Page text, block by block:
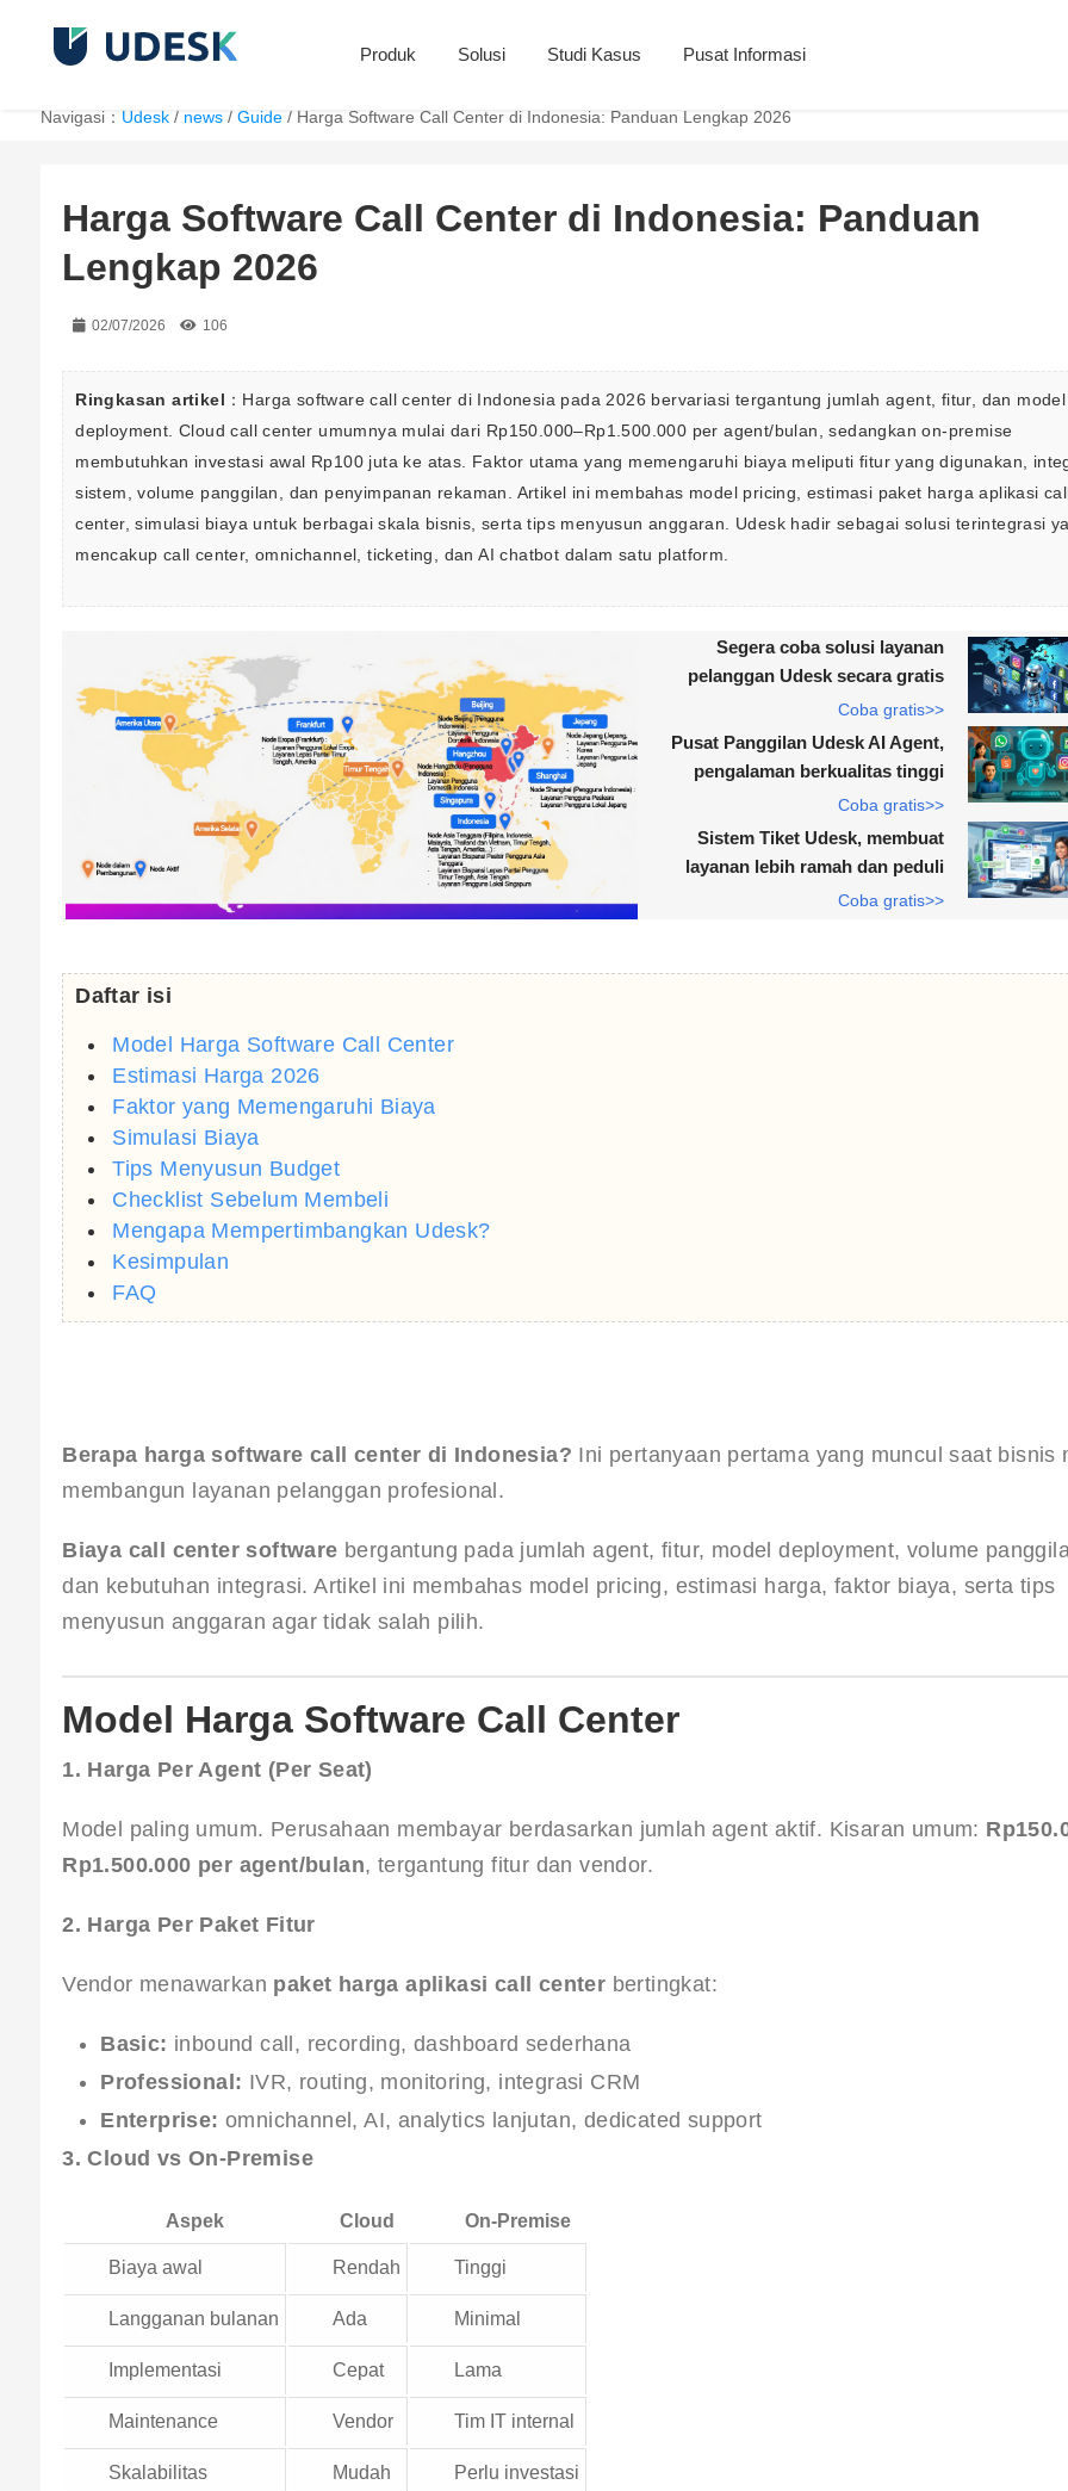
Produk Solusi Studi Kasus Pusat Informasi
Navigasi： Udesk/ news/ Guide/ Harga Software Call Center di Indonesia: Panduan Lengkap 2026
Harga Software Call Center di Indonesia: Panduan
Lengkap 2026
02/07/2026 106
Ringkasan artikel ：Harga software call center di Indonesia pada 2026 bervariasi tergantung jumlah agent, fitur, dan
deployment. Cloud call center umumnya mulai dari Rp150.000–Rp1.500.000 per agent/bulan, sedangkan on-premise
membutuhkan investasi awal Rp100 juta ke atas. Faktor utama yang memengaruhi biaya meliputi fitur yang digunakan,
sistem, volume panggilan, dan penyimpanan rekaman. Artikel ini membahas model pricing, estimasi paket harga aplikasi
center, simulasi biaya untuk berbagai skala bisnis, serta tips menyusun anggaran. Udesk hadir sebagai solusi terintegrasi
mencakup call center, omnichannel, ticketing, dan AI chatbot dalam satu platform.
Segera coba solusi layanan
pelanggan Udesk secara gratis
Coba gratis>>
Pusat Panggilan Udesk AI Agent,
pengalaman berkualitas tinggi
Coba gratis>>
Sistem Tiket Udesk, membuat
layanan lebih ramah dan peduli
Coba gratis>>
Daftar isi
Model Harga Software Call Center
Estimasi Harga 2026
Faktor yang Memengaruhi Biaya
Simulasi Biaya
Tips Menyusun Budget
Checklist Sebelum Membeli
Mengapa Mempertimbangkan Udesk?
Kesimpulan
FAQ
Berapa harga software call center di Indonesia? Ini pertanyaan pertama yang muncul saat bisnis
membangun layanan pelanggan profesional.
Biaya call center software bergantung pada jumlah agent, fitur, model deployment, volume
dan kebutuhan integrasi. Artikel ini membahas model pricing, estimasi harga, faktor biaya, serta tips
menyusun anggaran agar tidak salah pilih.
Model Harga Software Call Center
1. Harga Per Agent (Per Seat)
Model paling umum. Perusahaan membayar berdasarkan jumlah agent aktif. Kisaran umum:
Rp1.500.000 per agent/bulan, tergantung fitur dan vendor.
2. Harga Per Paket Fitur
Vendor menawarkan paket harga aplikasi call center bertingkat:
Basic: inbound call, recording, dashboard sederhana
Professional: IVR, routing, monitoring, integrasi CRM
Enterprise: omnichannel, AI, analytics lanjutan, dedicated support
3. Cloud vs On-Premise
Aspek Cloud On-Premise
Biaya awal Rendah Tinggi
Langganan bulanan Ada Minimal
Implementasi Cepat Lama
Maintenance Vendor Tim IT internal
Skalabilitas Mudah Perlu investasi